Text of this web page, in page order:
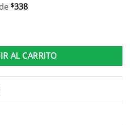
de $338
Armario Placard Con Estantes
AL CARRITO